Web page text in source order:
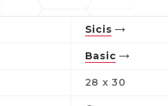
Sicis
Basic
28 x 30